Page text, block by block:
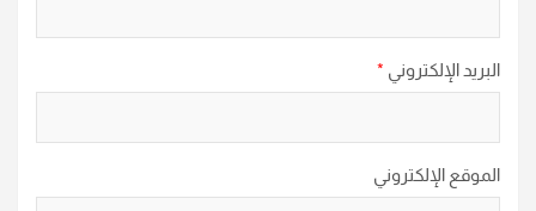
البريد الإلكتروني *
الموقع الإلكتروني